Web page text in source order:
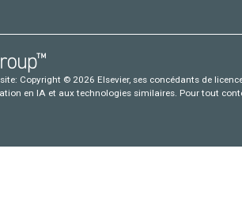
Copyright © 2026 Elsevier, ses concédants de
en IA et aux technologies similaires. Pour tout